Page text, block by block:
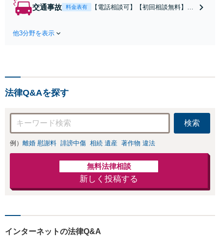
離婚に関するご相
交通事故 料金表有
【電話相談可】【初回相談無料】弁
てご相談に乗ります。
他3分野を表示
法律Q&Aを探す
検索
例） 離婚 慰謝料 誹謗中傷 相続 遺産 著作物 違法
無料法律相談
新しく投稿する
インターネットの法律Q&A